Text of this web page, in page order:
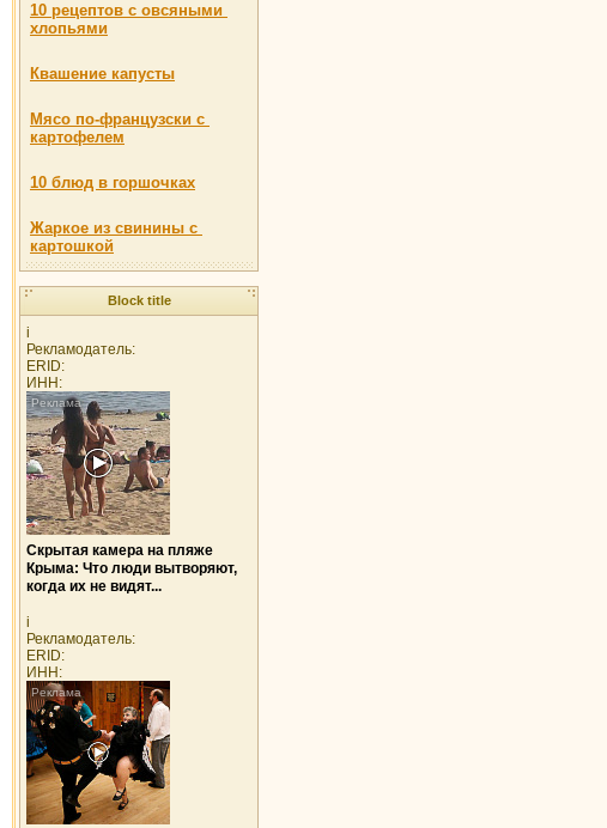
10 рецептов с овсяными
хлопьями
Квашение капусты
Мясо по-французски с
картофелем
10 блюд в горшочках
Жаркое из свинины с
картошкой
Block title
i
Рекламодатель:
ERID:
ИНН:
Скрытая камера на пляже
Крыма: Что люди вытворяют,
когда их не видят...
i
Рекламодатель:
ERID:
ИНН: